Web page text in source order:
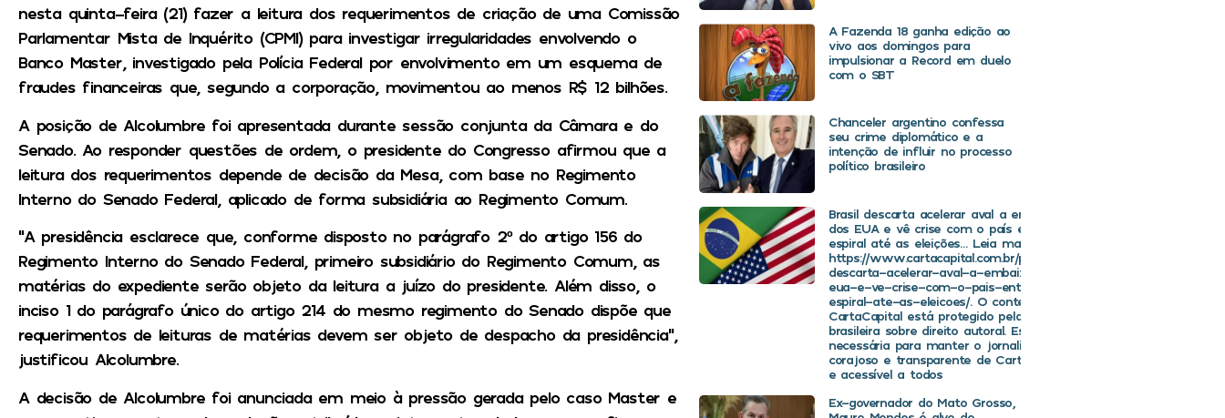
nesta quinta-feira (21) fazer a leitura dos requerimentos de criação de uma Comissão
Parlamentar Mista de Inquérito (CPMI) para investigar irregularidades envolvendo o
Banco Master, investigado pela Polícia Federal por envolvimento em um esquema de
fraudes financeiras que, segundo a corporação, movimentou ao menos R$ 12 bilhões.
A posição de Alcolumbre foi apresentada durante sessão conjunta da Câmara e do
Senado. Ao responder questões de ordem, o presidente do Congresso afirmou que a
leitura dos requerimentos depende de decisão da Mesa, com base no Regimento
Interno do Senado Federal, aplicado de forma subsidiária ao Regimento Comum.
“A presidência esclarece que, conforme disposto no parágrafo 2º do artigo 156 do
Regimento Interno do Senado Federal, primeiro subsidiário do Regimento Comum, as
matérias do expediente serão objeto da leitura a juízo do presidente. Além disso, o
inciso 1 do parágrafo único do artigo 214 do mesmo regimento do Senado dispõe que
requerimentos de leituras de matérias devem ser objeto de despacho da presidência”,
justificou Alcolumbre.
A decisão de Alcolumbre foi anunciada em meio à pressão gerada pelo caso Master e
A Fazenda 18 ganha edição ao
vivo aos domingos para
impulsionar a Record em duelo
com o SBT
Chanceler argentino confessa
seu crime diplomático e a
intenção de influir no processo
político brasileiro
Brasil descarta acelerar aval a embaixador
dos EUA e vê crise com o país entrar em
espiral até as eleições… Leia mais em
https://www.cartacapital.com.br/politica/brasil-
descarta-acelerar-aval-a-embaixador-dos-
eua-e-ve-crise-com-o-pais-entrar-em-
espiral-ate-as-eleicoes/. O conteúdo de
CartaCapital está protegido pela legislação
brasileira sobre direito autoral. Essa defesa é
necessária para manter o jornalismo
corajoso e transparente de CartaCapital vivo
e acessível a todos
Ex-governador do Mato Grosso,